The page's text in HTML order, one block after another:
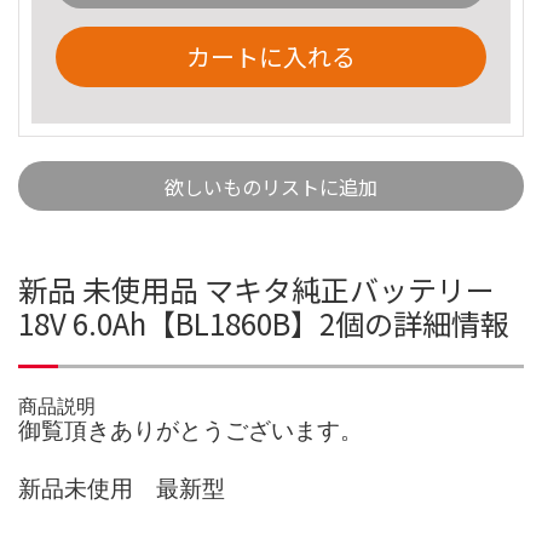
カートに入れる
欲しいものリストに追加
新品 未使用品 マキタ純正バッテリー
18V 6.0Ah【BL1860B】2個の詳細情報
商品説明
御覧頂きありがとうございます。
新品未使用 最新型